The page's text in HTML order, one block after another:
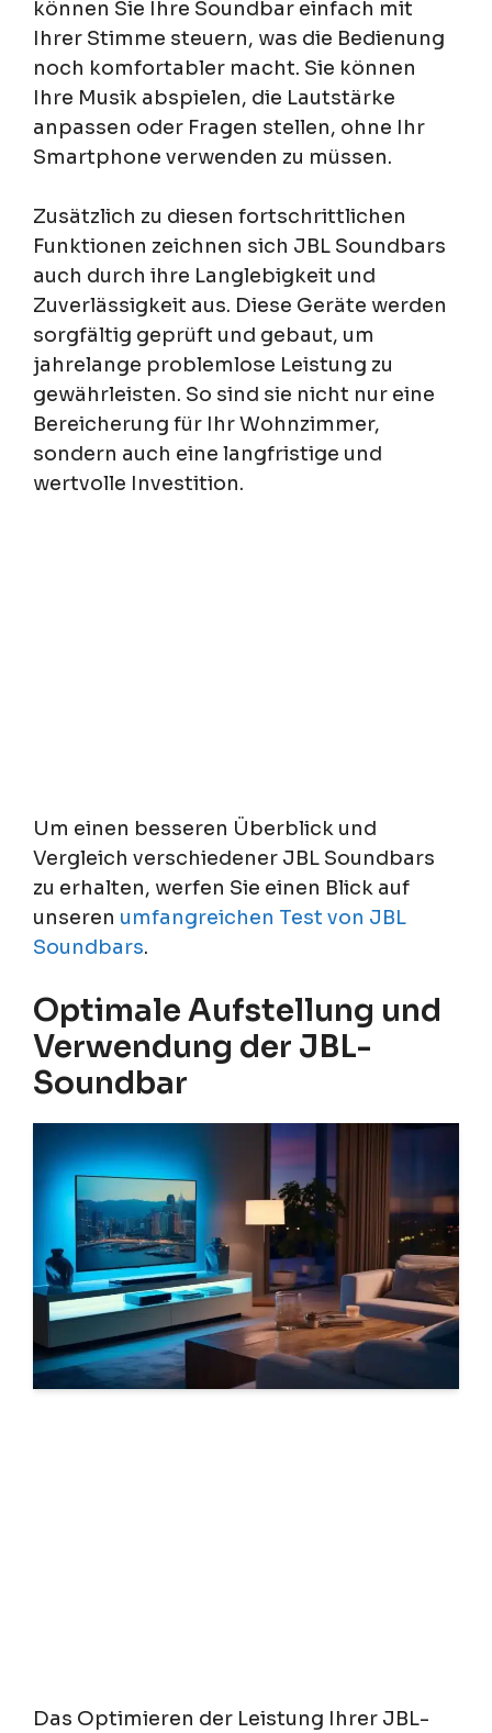
können Sie Ihre Soundbar einfach mit
Ihrer Stimme steuern, was die Bedienung
noch komfortabler macht. Sie können
Ihre Musik abspielen, die Lautstärke
anpassen oder Fragen stellen, ohne Ihr
Smartphone verwenden zu müssen.
Zusätzlich zu diesen fortschrittlichen
Funktionen zeichnen sich JBL Soundbars
auch durch ihre Langlebigkeit und
Zuverlässigkeit aus. Diese Geräte werden
sorgfältig geprüft und gebaut, um
jahrelange problemlose Leistung zu
gewährleisten. So sind sie nicht nur eine
Bereicherung für Ihr Wohnzimmer,
sondern auch eine langfristige und
wertvolle Investition.
Um einen besseren Überblick und
Vergleich verschiedener JBL Soundbars
zu erhalten, werfen Sie einen Blick auf
unseren umfangreichen Test von JBL
Soundbars.
Optimale Aufstellung und
Verwendung der JBL-
Soundbar
Das Optimieren der Leistung Ihrer JBL-